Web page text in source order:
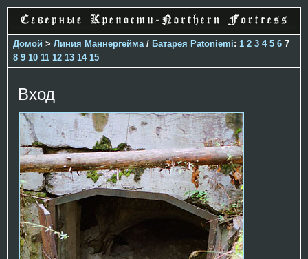
Домой > Линия Маннергейма / Батарея Patoniemi: 1 2 3 4 5 6 7
8 9 10 11 12 13 14 15
Вход